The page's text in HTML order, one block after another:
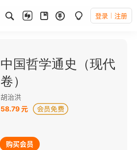
登录 注册
中国哲学通史（现代
卷）
胡治洪
58.79 元
购买会员